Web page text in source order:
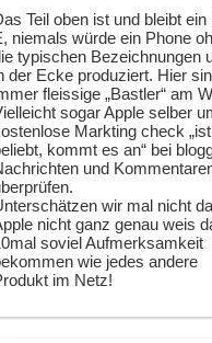
Teil oben ist und bleibt ein
niemals würde ein Phone
typischen Bezeichnungen
der Ecke produziert. Hier
fleissige „Bastler“ am
sogar Apple selber
Markting check
kommt es an“ bei
und
wir mal nicht
nicht ganz genau weis
soviel Aufmerksamkeit
wie jedes andere
im Netz!